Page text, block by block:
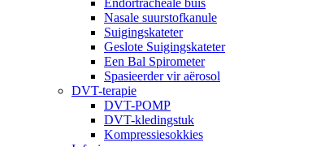
Endortracheale buis
Nasale suurstofkanule
Suigingskateter
Geslote Suigingskateter
Een Bal Spirometer
Spasieerder vir aërosol
DVT-terapie
DVT-POMP
DVT-kledingstuk
Kompressiesokkies